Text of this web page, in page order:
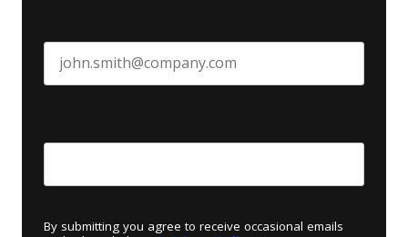
By submitting you agree to receive occasional emails